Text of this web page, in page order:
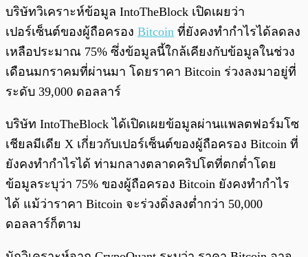
พร้อมเล่น 0:00
บริษัทวิเคราะห์ข้อมูล IntoTheBlock เปิดเผยว่า
เปอร์เซ็นต์ของผู้ถือครอง Bitcoin ที่ยังคงทำกำไรได้ลดลง
เหลือประมาณ 75% ซึ่งข้อมูลนี้ใกล้เคียงกับข้อมูลในช่วง
เดือนมกราคมที่ผ่านมา โดยราคา Bitcoin ร่วงลงมาอยู่ที่
ระดับ 39,000 ดอลลาร์
บริษัท IntoTheBlock ได้เปิดเผยข้อมูลผ่านแพลตฟอร์มโซ
เชียลมีเดีย X เกี่ยวกับเปอร์เซ็นต์ของผู้ถือครอง Bitcoin ที่
ยังคงทำกำไรได้ ท่ามกลางตลาดคริปโตที่ตกต่ำโดย
ข้อมูลระบุว่า 75% ของผู้ถือครอง Bitcoin ยังคงทำกำไร
ได้ แม้ว่าราคา Bitcoin จะร่วงดิ่งลงต่ำกว่า 50,000
ดอลลาร์ก็ตาม